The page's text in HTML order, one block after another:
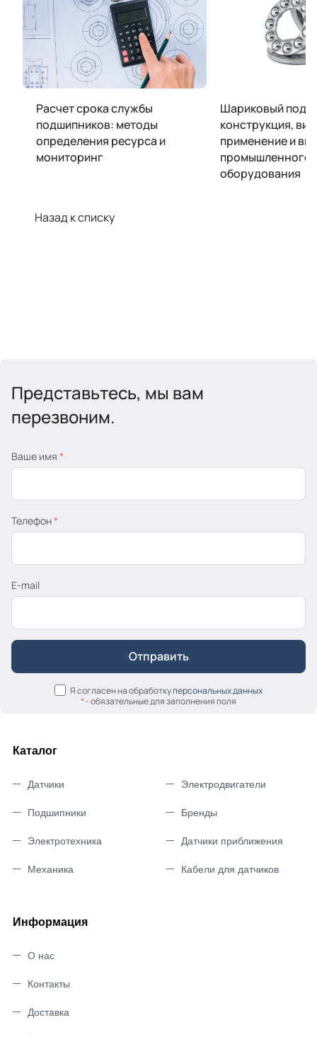
Расчет срока службы
подшипников: методы
определения ресурса и
мониторинг
Шариковый
конструкция,
применение и
промышленного
оборудования
Назад к списку
Представьтесь, мы вам
перезвоним.
Ваше имя *
Телефон*
E-mail
Я согласен на обработкуперсональных данных
*- обязательные для заполнения поля
Каталог
Датчики
Подшипники
Электротехника
Механика
Электродвигатели
Бренды
Датчики приближения
Кабели для датчиков
Информация
О нас
Контакты
Доставка